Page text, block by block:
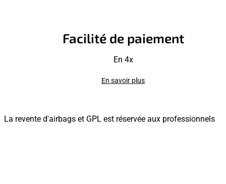
Facilité de paiement
En 4x
En savoir plus
La revente d'airbags et GPL est réservée aux professionnels